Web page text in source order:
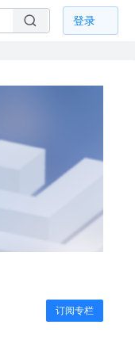
登录
订阅专栏